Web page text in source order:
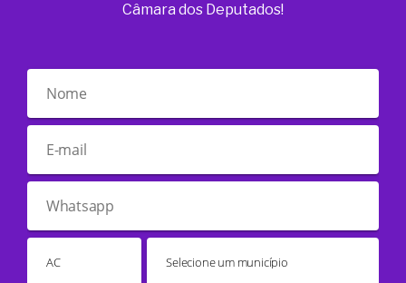
Câmara dos Deputados!